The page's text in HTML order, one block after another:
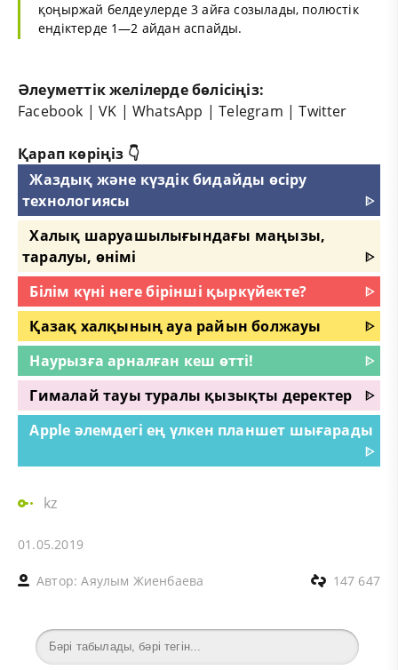
қоңыржай белдеулерде 3 айға созылады, полюстік
ендіктерде 1—2 айдан аспайды.
Әлеуметтік желілерде бөлісіңіз:
Facebook |VK |WhatsApp |Telegram |Twitter
Қарап көріңіз 👇
Жаздық және күздік бидайды өсіру
технологиясы
ᐈ
Халық шаруашылығындағы маңызы,
таралуы, өнімі
ᐈ
Білім күні неге бірінші қыркүйекте?
ᐈ
Қазақ халқының ауа райын болжауы
ᐈ
Наурызға арналған кеш өтті!
ᐈ
Гималай тауы туралы қызықты деректер
ᐈ
Apple әлемдегі ең үлкен планшет шығарады
ᐈ
kz
01.05.2019
Автор:Аяулым Жиенбаева 147 647